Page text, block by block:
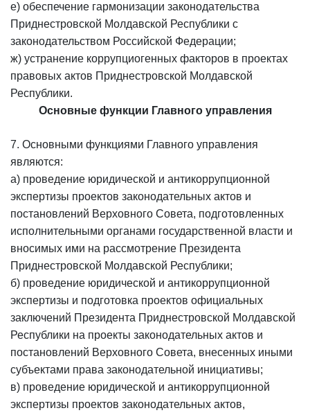
е) обеспечение гармонизации законодательства
Приднестровской Молдавской Республики с
законодательством Российской Федерации;
ж) устранение коррупциогенных факторов в проектах
правовых актов Приднестровской Молдавской
Республики.
Основные функции Главного управления
7. Основными функциями Главного управления
являются:
а) проведение юридической и антикоррупционной
экспертизы проектов законодательных актов и
постановлений Верховного Совета, подготовленных
исполнительными органами государственной власти и
вносимых ими на рассмотрение Президента
Приднестровской Молдавской Республики;
б) проведение юридической и антикоррупционной
экспертизы и подготовка проектов официальных
заключений Президента Приднестровской Молдавской
Республики на проекты законодательных актов и
постановлений Верховного Совета, внесенных иными
субъектами права законодательной инициативы;
в) проведение юридической и антикоррупционной
экспертизы проектов законодательных актов,